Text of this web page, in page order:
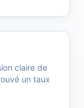
claire de
un taux